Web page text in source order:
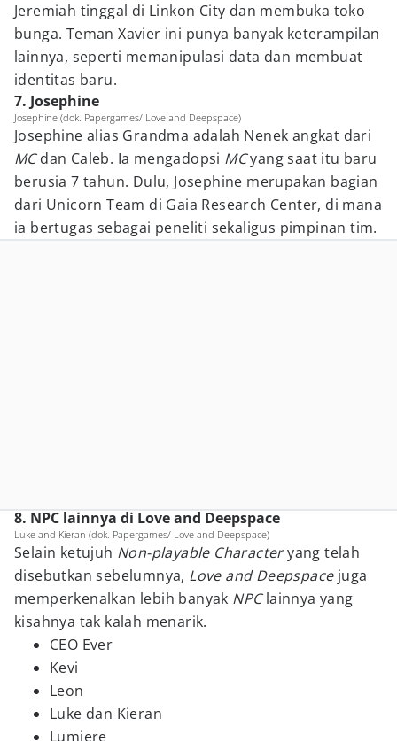
Jeremiah tinggal di Linkon City dan membuka toko
bunga. Teman Xavier ini punya banyak keterampilan
lainnya, seperti memanipulasi data dan membuat
identitas baru.
7. Josephine
Josephine (dok. Papergames/ Love and Deepspace)
Josephine alias Grandma adalah Nenek angkat dari
MCdan Caleb. Ia mengadopsi MCyang saat itu baru
berusia 7 tahun. Dulu, Josephine merupakan bagian
dari Unicorn Team di Gaia Research Center, di mana
ia bertugas sebagai peneliti sekaligus pimpinan tim.
8. NPC lainnya di Love and Deepspace
Luke and Kieran (dok. Papergames/ Love and Deepspace)
Selain ketujuh Non-playable Characteryang telah
disebutkan sebelumnya, Love and Deepspace juga
memperkenalkan lebih banyak NPClainnya yang
kisahnya tak kalah menarik.
CEO Ever
Kevi
Leon
Luke dan Kieran
Lumiere